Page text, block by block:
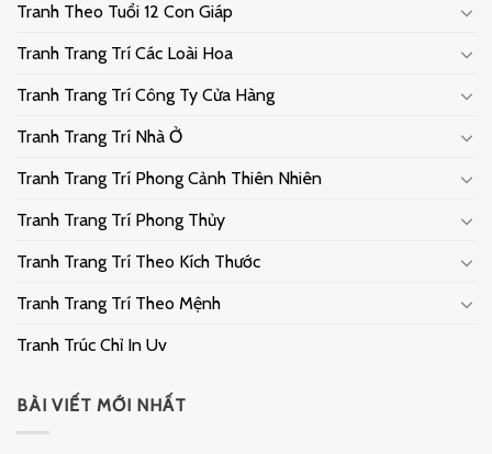
Tranh Theo Tuổi 12 Con Giáp
Tranh Trang Trí Các Loài Hoa
Tranh Trang Trí Công Ty Cửa Hàng
Tranh Trang Trí Nhà Ở
Tranh Trang Trí Phong Cảnh Thiên Nhiên
Tranh Trang Trí Phong Thủy
Tranh Trang Trí Theo Kích Thước
Tranh Trang Trí Theo Mệnh
Tranh Trúc Chỉ In Uv
BÀI VIẾT MỚI NHẤT